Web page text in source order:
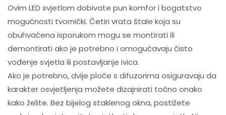
Ovim LED svjetlom dobivate pun komfor i bogatstvo
mogućnosti tvornički. Četiri vrata štale koja su
obuhvaćena isporukom mogu se montirati ili
demontirati ako je potrebno i omogućavaju čisto
vođenje svjetla ili postavljanje ivica.
Ako je potrebno, dvije ploče s difuzorima osiguravaju da
karakter osvjetljenja možete dizajnirati točno onako
kako želite. Bez bijelog staklenog okna, postižete